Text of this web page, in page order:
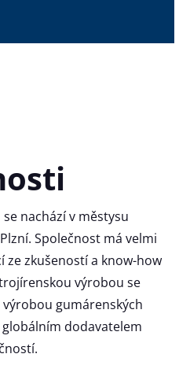
se nachází v městysu
Společnost má velmi
zkušeností a know-how
výrobou se
výrobou gumárenských
dodavatelem